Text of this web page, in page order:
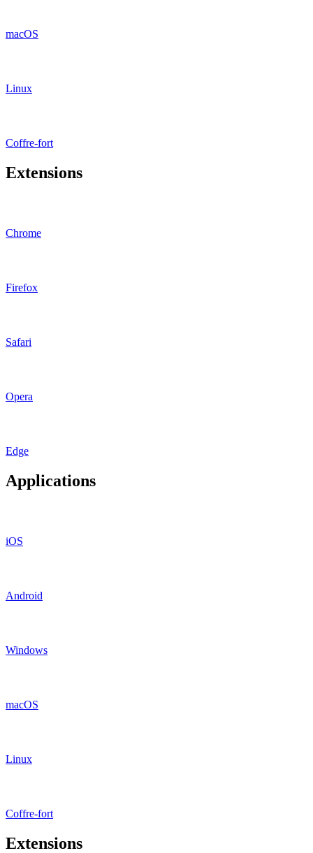
macOS
Linux
Coffre-fort
Extensions
Chrome
Firefox
Safari
Opera
Edge
Applications
iOS
Android
Windows
macOS
Linux
Coffre-fort
Extensions